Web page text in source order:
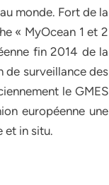
monde. Fort de la
« MyOcean 1 et 2
fin 2014 de la
de surveillance des
le GMES
européenne une
et in situ.